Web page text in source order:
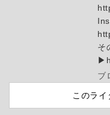
そ
ブ
このラ